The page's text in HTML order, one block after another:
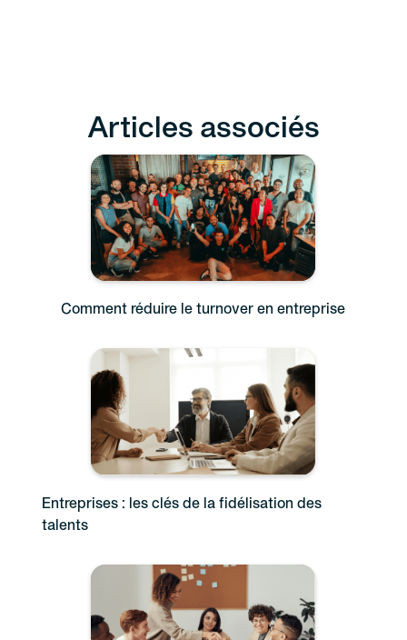
Articles associés
Comment réduire le turnover en entreprise
Entreprises : les clés de la fidélisation des
talents